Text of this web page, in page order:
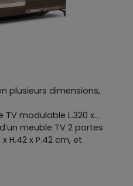
plusieurs dimensions,
modulable L.320 x
meuble TV 2 portes
H.42 x P.42 cm, et